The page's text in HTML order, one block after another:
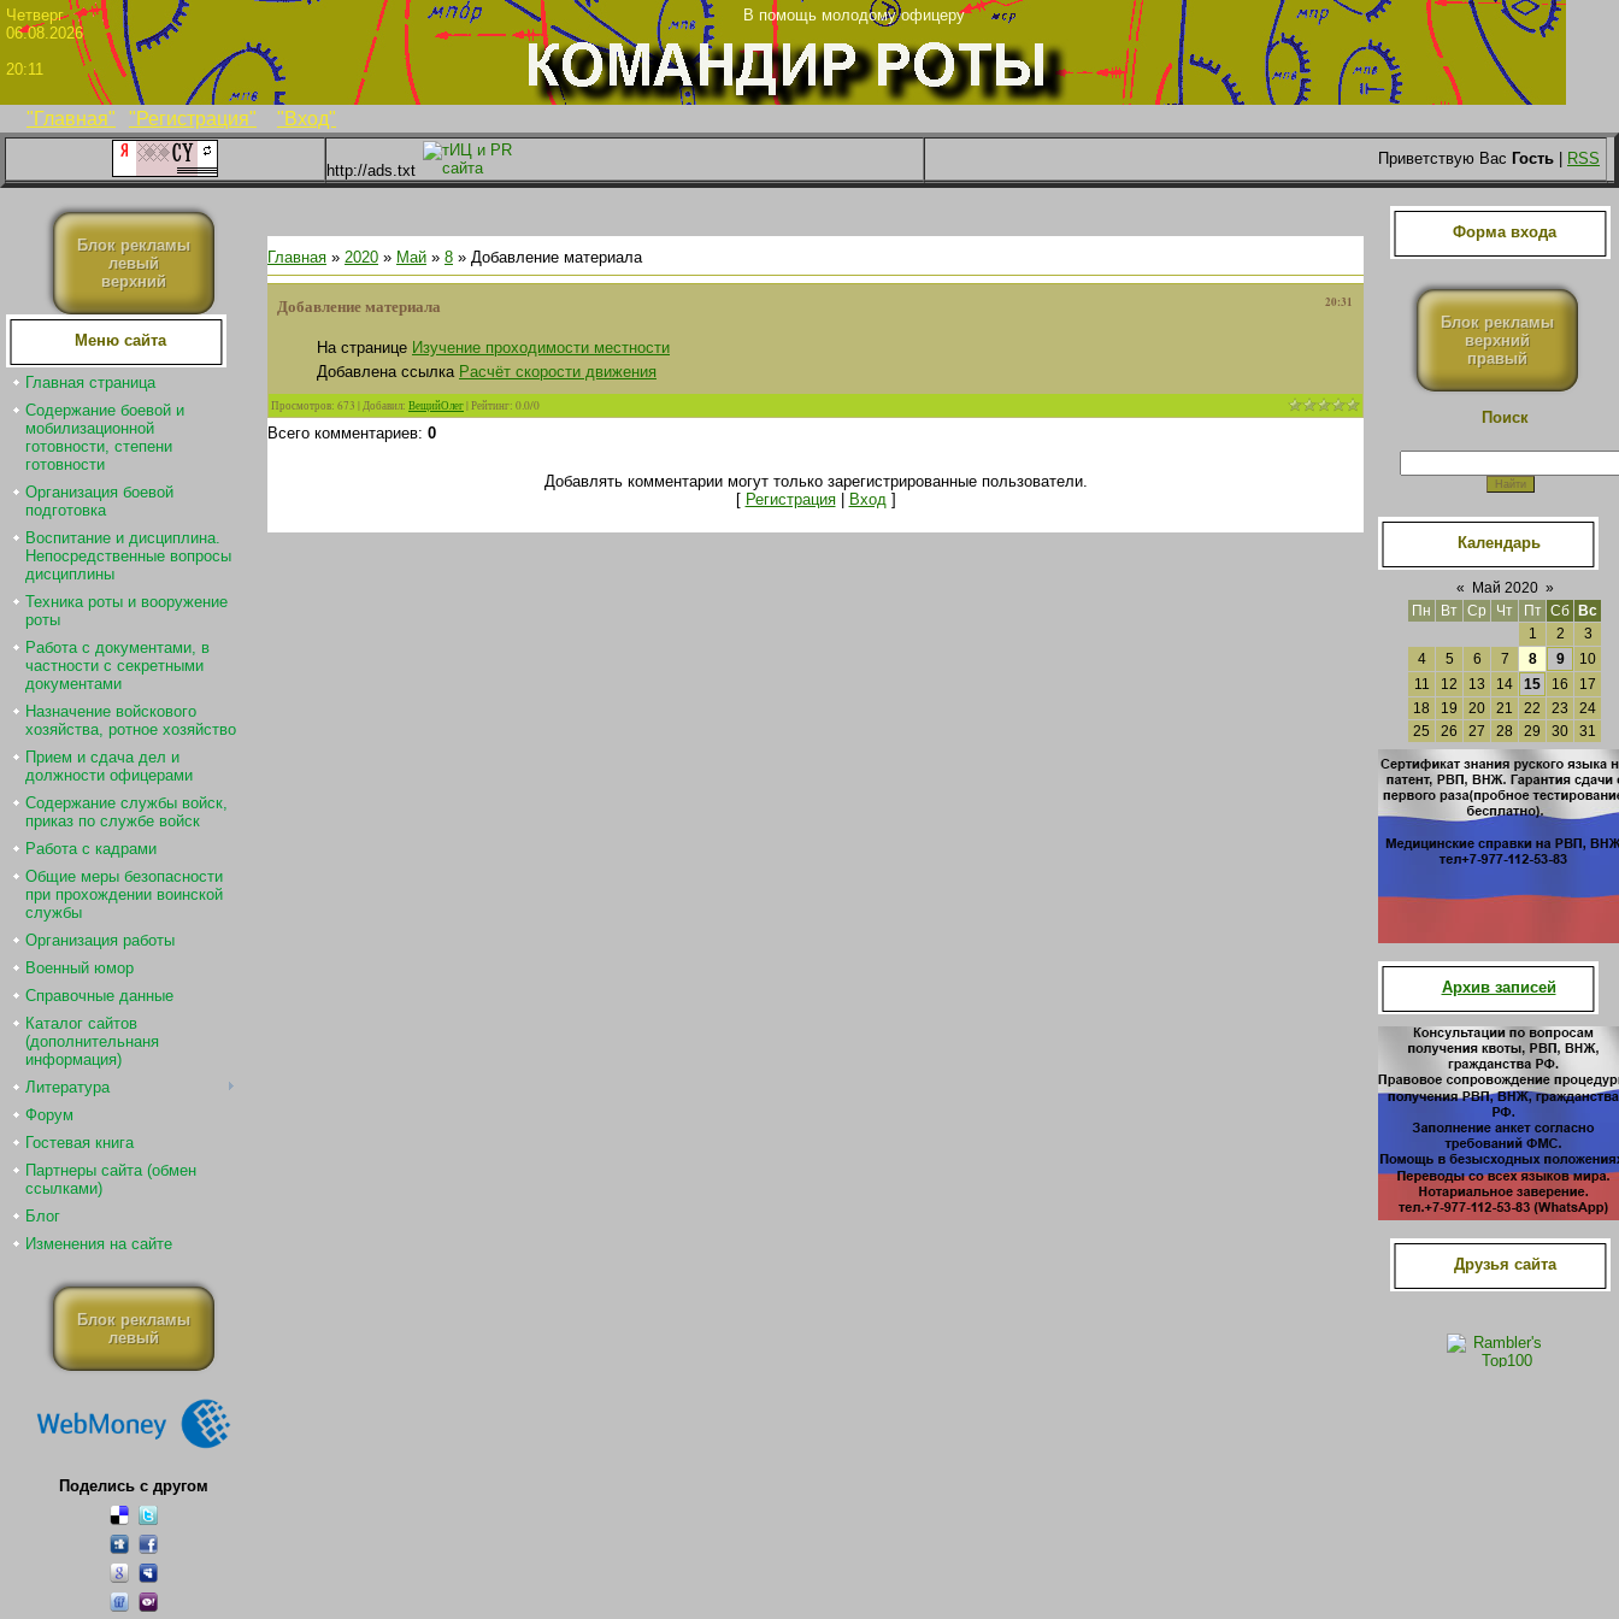
"Главная" "Регистрация" "Вход"
Четверг
В помощь молодому офицеру
06.08.2026
20:11
http://ads.txt
Приветствую Вас Гость RSS
Блок рекламы
левый
верхний
Меню сайта
Главная страница
Содержание боевой и
мобилизационной
готовности, степени
готовности
Организация боевой
подготовка
Воспитание и дисциплина.
Непосредственные вопросы
дисциплины
Техника роты и вооружение
роты
Работа с документами, в
частности с секретными
документами
Назначение войскового
хозяйства, ротное хозяйство
Прием и сдача дел и
должности офицерами
Содержание службы войск,
приказ по службе войск
Работа с кадрами
Общие меры безопасности
при прохождении воинской
службы
Организация работы
Военный юмор
Справочные данные
Каталог сайтов
(дополнительнаня
информация)
Литература
Форум
Гостевая книга
Партнеры сайта (обмен
ссылками)
Блог
Изменения на сайте
Блок рекламы
левый
Поделись с другом
Главная » 2020 » Май » 8 » Добавление материала
20:31
Добавление материала
На странице Изучение проходимости местности
Добавлена ссылка Расчёт скорости движения
Просмотров: 673 |Добавил: ВещийОлег|Рейтинг: 0.0/0
Всего комментариев: 0
Добавлять комментарии могут только зарегистрированные пользователи.
[ Регистрация| Вход]
Форма входа
Блок рекламы
верхний
правый
Поиск
Календарь
« Май 2020 »
Пн
Вт Ср Чт Пт Сб
Вс
1
2
3
4
5 6 7 8 9
10
11
12 13 14 15 16
17
18
19 20 21 22 23
24
25
26 27 28 29 30 31
Архив записей
Друзья сайта